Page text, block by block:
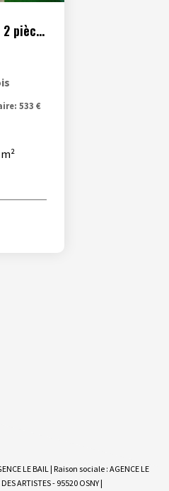
À louer - Appartement 2 pièces meublé situé à Osny
533 €
m²
LE BAIL | Raison sociale : AGENCE LE
ARTISTES - 95520 OSNY |